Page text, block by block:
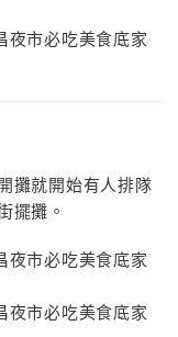
攤就開始有人排隊
擺攤。